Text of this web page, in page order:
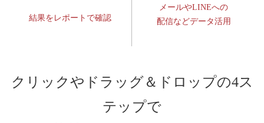
結果をレポートで確認
メールやLINEへの
配信などデータ活用
クリックやドラッグ＆ドロップの4ス
テップで